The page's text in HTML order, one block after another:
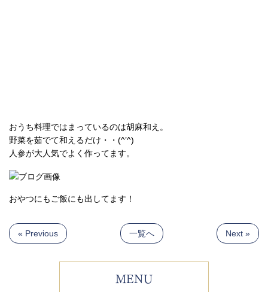
おうち料理ではまっているのは胡麻和え。
野菜を茹でて和えるだけ・・(^’^)
人参が大人気でよく作ってます。
おやつにもご飯にも出してます！
« Previous 一覧へ Next »
MENU